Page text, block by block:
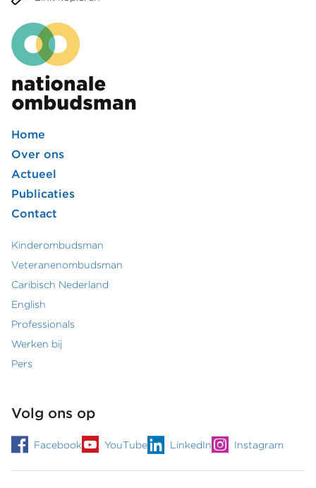
Footer
hoofdmenu
Home
Over ons
Actueel
Publicaties
Contact
Footer
secundair
menu
Kinderombudsman
Veteranenombudsman
Caribisch Nederland
English
Professionals
Werken bij
Pers
Volg ons op
Facebook YouTube LinkedIn Instagram